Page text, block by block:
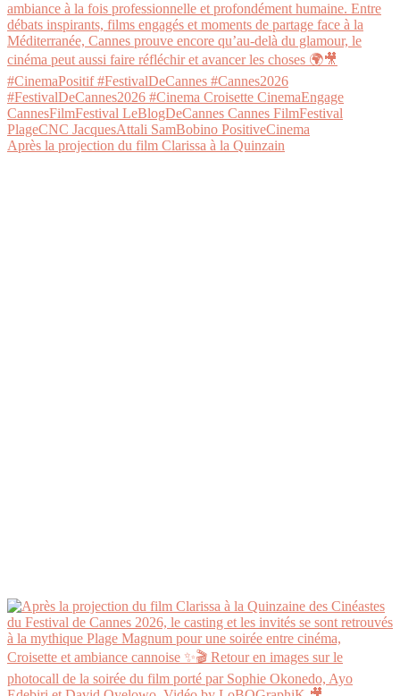
Après la projection du film Clarissa à la Quinzain